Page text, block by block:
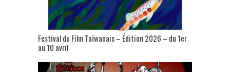
Festival du Film Taïwanais – Édition 2026 – du 1er
au 10 avril